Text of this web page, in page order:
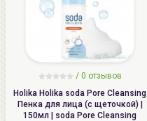
/ 0 отзывов
Holika Holika soda Pore Cleansing
Пенка для лица (с щеточкой) |
150мл | soda Pore Cleansing